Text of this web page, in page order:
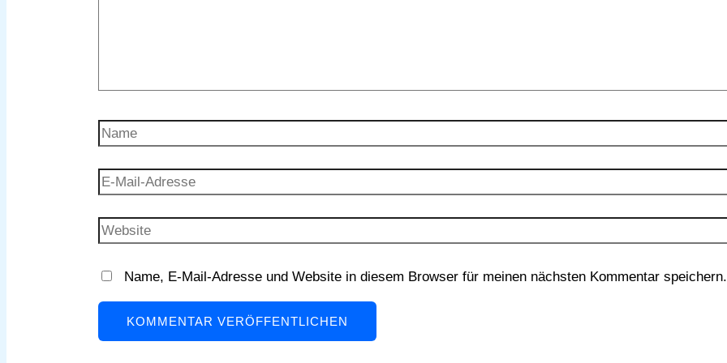
Name
E-
Mail-
Adresse
Website
Name, E-Mail-Adresse und Website in diesem Browser für meinen nächsten Kommentar speichern.